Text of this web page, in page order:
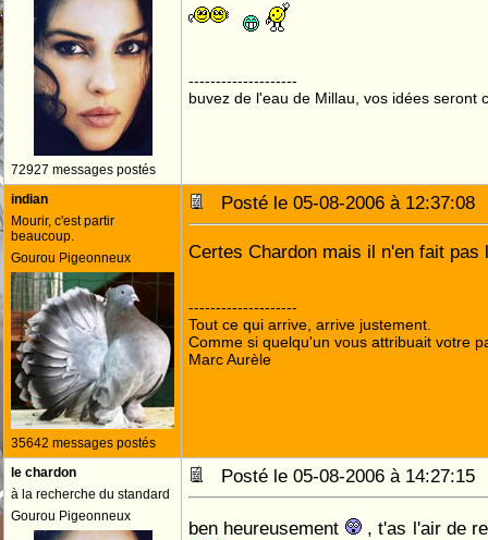
72927 messages postés
--------------------
buvez de l'eau de Millau, vos idées seront
indian
Mourir, c'est partir
beaucoup.
Gourou Pigeonneux
35642 messages postés
Posté le 05-08-2006 à
Certes Chardon mais il n'en fait
--------------------
Tout ce qui arrive, arrive justement.
Comme si quelqu'un vous attribuait votre
Marc Aurèle
le chardon
à la recherche du standard
Gourou Pigeonneux
Posté le 05-08-2006 à
ben heureusement , t'as l'air de